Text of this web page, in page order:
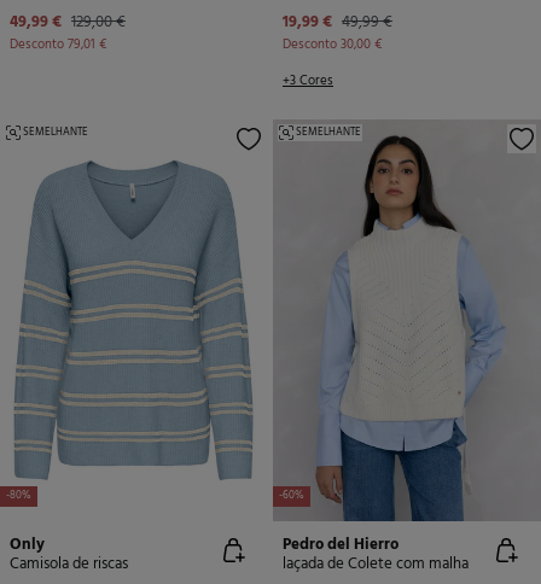
49,99 € 129,00 €
Desconto79,01 €
19,99 € 49,99 €
Desconto30,00 €
+3 Cores
-80%
SEMELHANTE
Only
Camisola de riscas
-60%
SEMELHANTE
Pedro del Hierro
laçada de Colete com malha